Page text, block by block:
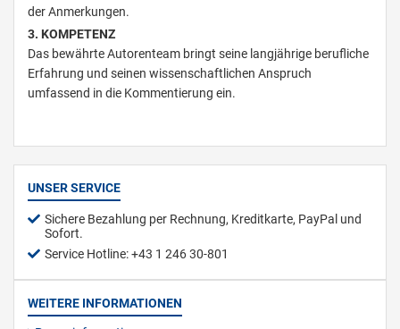
der Anmerkungen.
3. KOMPETENZ
Das bewährte Autorenteam bringt seine langjährige berufliche
Erfahrung und seinen wissenschaftlichen Anspruch
umfassend in die Kommentierung ein.
UNSER SERVICE
Sichere Bezahlung per Rechnung, Kreditkarte, PayPal und
Sofort.
Service Hotline: +43 1 246 30-801
WEITERE INFORMATIONEN